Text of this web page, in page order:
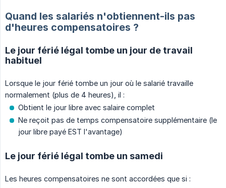
Quand les salariés n'obtiennent-ils pas
d'heures compensatoires ?
Le jour férié légal tombe un jour de travail
habituel
Lorsque le jour férié tombe un jour où le salarié travaille
normalement (plus de 4 heures), il :
Obtient le jour libre avec salaire complet
Ne reçoit pas de temps compensatoire supplémentaire (le
jour libre payé EST l'avantage)
Le jour férié légal tombe un samedi
Les heures compensatoires ne sont accordées que si :